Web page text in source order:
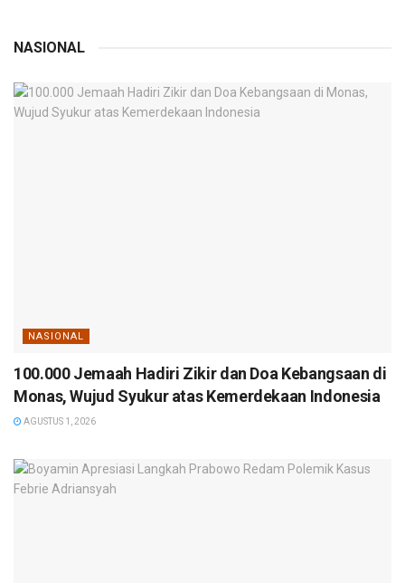
NASIONAL
NASIONAL
100.000 Jemaah Hadiri Zikir dan Doa Kebangsaan di
Monas, Wujud Syukur atas Kemerdekaan Indonesia
AGUSTUS 1, 2026